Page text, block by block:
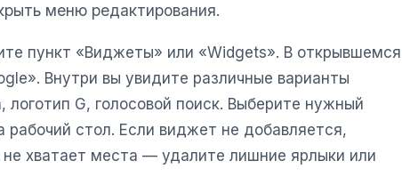
меню редактирования.
пункт «Виджеты» или «Widgets». В открывшемся
Внутри вы увидите различные варианты
логотип G, голосовой поиск. Выберите нужный
рабочий стол. Если виджет не добавляется,
хватает места — удалите лишние ярлыки или